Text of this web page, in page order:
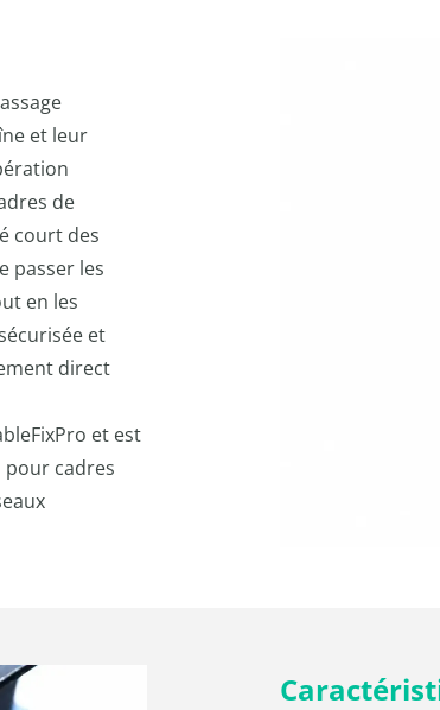
et leur
de
court des
passer les
en les
et
direct
et est
pour cadres